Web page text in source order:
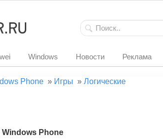
Windows Новости Реклама
Phone » Игры » Логические
Windows Phone